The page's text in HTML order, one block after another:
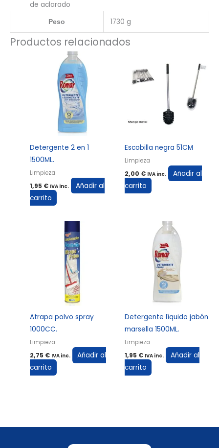
de aclarado
Peso 1730 g
Productos relacionados
Detergente 2 en 1
1500ML.
Limpieza
1,95 € IVA inc.
Añadir al
carrito
Escobilla negra 51CM
Limpieza
2,00 € IVA inc.
Añadir al
carrito
Atrapa polvo spray
1000CC.
Limpieza
2,75 € IVA inc.
Añadir al
carrito
Detergente líquido jabón
marsella 1500ML.
Limpieza
1,95 € IVA inc.
Añadir al
carrito